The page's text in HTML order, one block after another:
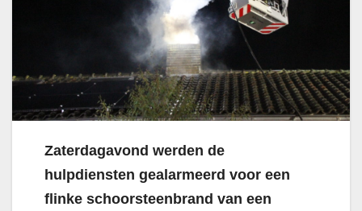
Zaterdagavond werden de
hulpdiensten gealarmeerd voor een
flinke schoorsteenbrand van een